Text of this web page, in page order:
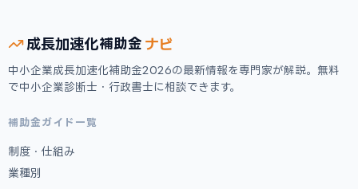
成長加速化補助金 ナビ
中小企業成長加速化補助金2026の最新情報を専門家が解説。無料
で中小企業診断士・行政書士に相談できます。
補助金ガイド一覧
制度・仕組み
業種別